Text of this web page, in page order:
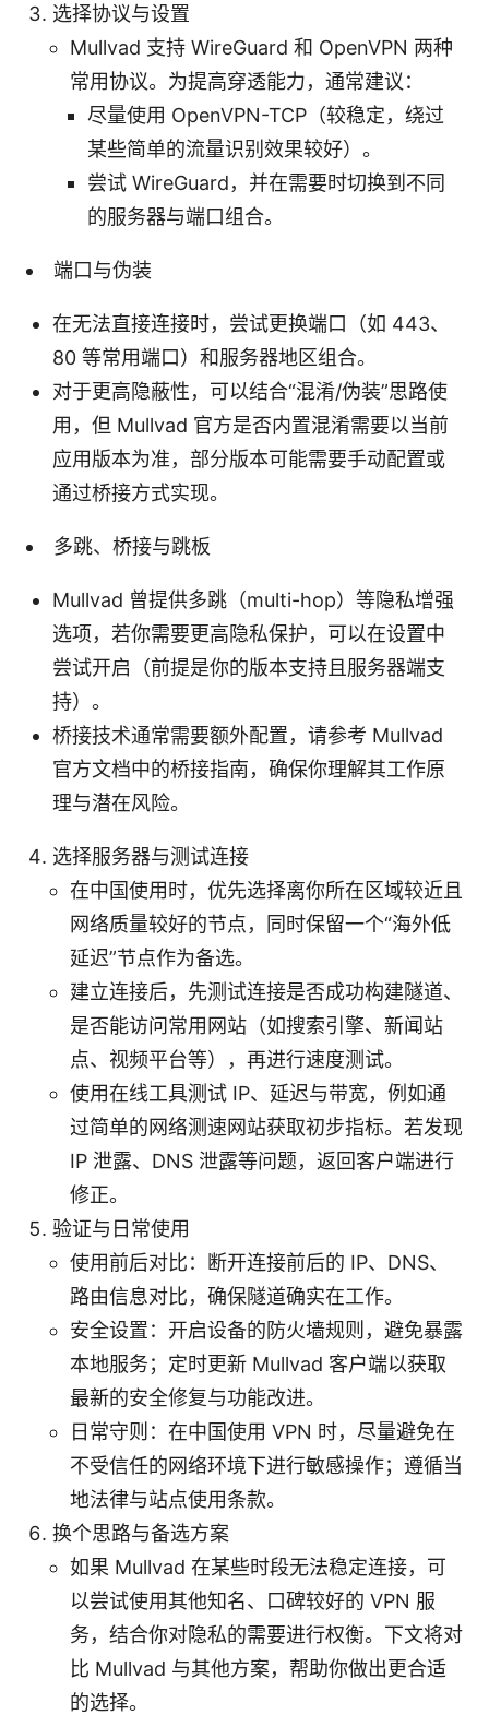
选择协议与设置
Mullvad 支持 WireGuard 和 OpenVPN 两种
常用协议。为提高穿透能力，通常建议：
尽量使用 OpenVPN-TCP（较稳定，绕过
某些简单的流量识别效果较好）。
尝试 WireGuard，并在需要时切换到不同
的服务器与端口组合。
端口与伪装
在无法直接连接时，尝试更换端口（如 443、
80 等常用端口）和服务器地区组合。
对于更高隐蔽性，可以结合“混淆/伪装”思路使
用，但 Mullvad 官方是否内置混淆需要以当前
应用版本为准，部分版本可能需要手动配置或
通过桥接方式实现。
多跳、桥接与跳板
Mullvad 曾提供多跳（multi-hop）等隐私增强
选项，若你需要更高隐私保护，可以在设置中
尝试开启（前提是你的版本支持且服务器端支
持）。
桥接技术通常需要额外配置，请参考 Mullvad
官方文档中的桥接指南，确保你理解其工作原
理与潜在风险。
选择服务器与测试连接
在中国使用时，优先选择离你所在区域较近且
网络质量较好的节点，同时保留一个“海外低
延迟”节点作为备选。
建立连接后，先测试连接是否成功构建隧道、
是否能访问常用网站（如搜索引擎、新闻站
点、视频平台等），再进行速度测试。
使用在线工具测试 IP、延迟与带宽，例如通
过简单的网络测速网站获取初步指标。若发现
IP 泄露、DNS 泄露等问题，返回客户端进行
修正。
验证与日常使用
使用前后对比：断开连接前后的 IP、DNS、
路由信息对比，确保隧道确实在工作。
安全设置：开启设备的防火墙规则，避免暴露
本地服务；定时更新 Mullvad 客户端以获取
最新的安全修复与功能改进。
日常守则：在中国使用 VPN 时，尽量避免在
不受信任的网络环境下进行敏感操作；遵循当
地法律与站点使用条款。
换个思路与备选方案
如果 Mullvad 在某些时段无法稳定连接，可
以尝试使用其他知名、口碑较好的 VPN 服
务，结合你对隐私的需要进行权衡。下文将对
比 Mullvad 与其他方案，帮助你做出更合适
的选择。